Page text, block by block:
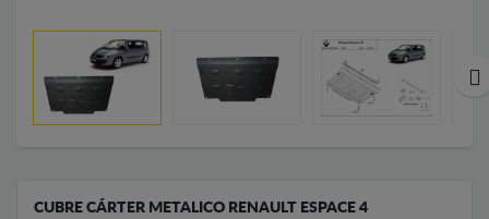
CUBRE CÁRTER METALICO RENAULT ESPACE 4